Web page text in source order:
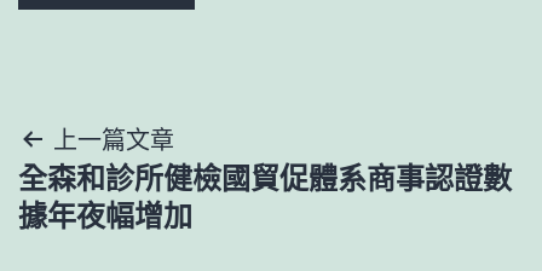
文
章
上一篇文章
全森和診所健檢國貿促體系商事認證數
據年夜幅增加